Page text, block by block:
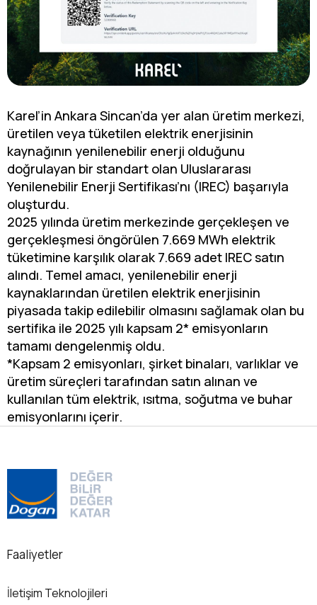
Karel’in Ankara Sincan’da yer alan üretim merkezi,
üretilen veya tüketilen elektrik enerjisinin
kaynağının yenilenebilir enerji olduğunu
doğrulayan bir standart olan Uluslararası
Yenilenebilir Enerji Sertifikası’nı (IREC) başarıyla
oluşturdu.
2025 yılında üretim merkezinde gerçekleşen ve
gerçekleşmesi öngörülen 7.669 MWh elektrik
tüketimine karşılık olarak 7.669 adet IREC satın
alındı. Temel amacı, yenilenebilir enerji
kaynaklarından üretilen elektrik enerjisinin
piyasada takip edilebilir olmasını sağlamak olan bu
sertifika ile 2025 yılı kapsam 2* emisyonların
tamamı dengelenmiş oldu.
*Kapsam 2 emisyonları, şirket binaları, varlıklar ve
üretim süreçleri tarafından satın alınan ve
kullanılan tüm elektrik, ısıtma, soğutma ve buhar
emisyonlarını içerir.
Faaliyetler
İletişim Teknolojileri